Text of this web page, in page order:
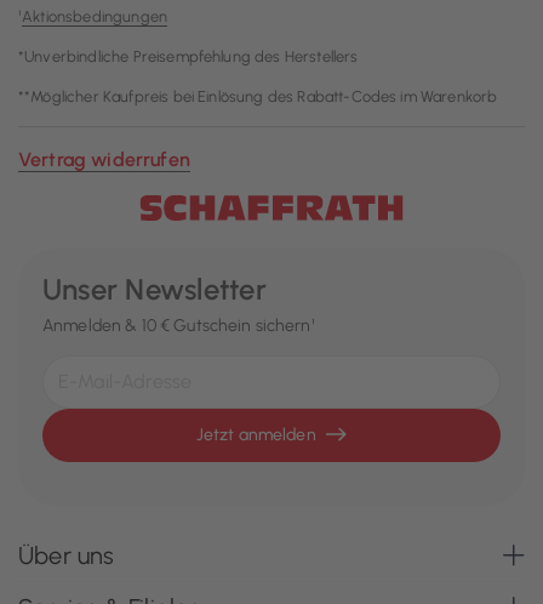
¹Aktionsbedingungen
*Unverbindliche Preisempfehlung des Herstellers
**Möglicher Kaufpreis bei Einlösung des Rabatt-Codes im Warenkorb
Vertrag widerrufen
Unser Newsletter
Anmelden & 10 € Gutschein sichern¹
Jetzt anmelden
Über uns